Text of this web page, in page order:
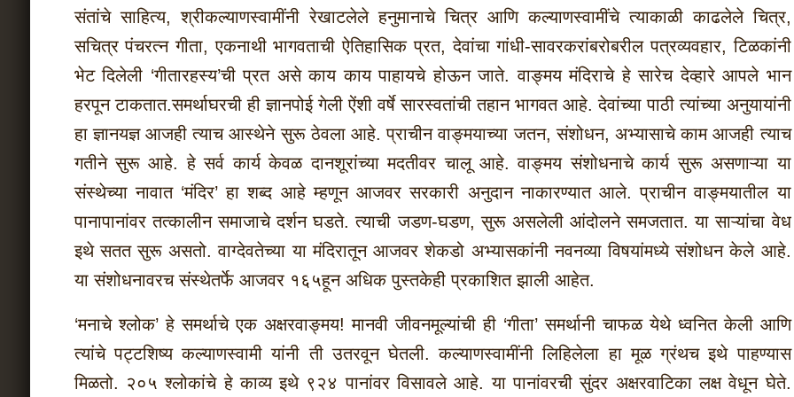
संतांचे साहित्य, श्रीकल्याणस्वामींनी रेखाटलेले हनुमानाचे चित्र आणि कल्याणस्वामींचे त्याकाळी काढलेले चित्र,
सचित्र पंचरत्न गीता, एकनाथी भागवताची ऐतिहासिक प्रत, देवांचा गांधी-सावरकरांबरोबरील पत्रव्यवहार, टिळकांनी
भेट दिलेली ‘गीतारहस्य’ची प्रत असे काय काय पाहायचे होऊन जाते. वाङ्मय मंदिराचे हे सारेच देव्हारे आपले भान
हरपून टाकतात.समर्थाघरची ही ज्ञानपोई गेली ऐंशी वर्षे सारस्वतांची तहान भागवत आहे. देवांच्या पाठी त्यांच्या अनुयायांनी
हा ज्ञानयज्ञ आजही त्याच आस्थेने सुरू ठेवला आहे. प्राचीन वाङ्मयाच्या जतन, संशोधन, अभ्यासाचे काम आजही त्याच
गतीने सुरू आहे. हे सर्व कार्य केवळ दानशूरांच्या मदतीवर चालू आहे. वाङ्मय संशोधनाचे कार्य सुरू असणाऱ्या या
संस्थेच्या नावात ‘मंदिर’ हा शब्द आहे म्हणून आजवर सरकारी अनुदान नाकारण्यात आले. प्राचीन वाङ्मयातील या
पानापानांवर तत्कालीन समाजाचे दर्शन घडते. त्याची जडण-घडण, सुरू असलेली आंदोलने समजतात. या साऱ्यांचा वेध
इथे सतत सुरू असतो. वाग्देवतेच्या या मंदिरातून आजवर शेकडो अभ्यासकांनी नवनव्या विषयांमध्ये संशोधन केले आहे.
या संशोधनावरच संस्थेतर्फे आजवर १६५हून अधिक पुस्तकेही प्रकाशित झाली आहेत.
‘मनाचे श्लोक’ हे समर्थाचे एक अक्षरवाङ्मय! मानवी जीवनमूल्यांची ही ‘गीता’ समर्थानी चाफळ येथे ध्वनित केली आणि
त्यांचे पट्टशिष्य कल्याणस्वामी यांनी ती उतरवून घेतली. कल्याणस्वामींनी लिहिलेला हा मूळ ग्रंथच इथे पाहण्यास
मिळतो. २०५ श्लोकांचे हे काव्य इथे ९२४ पानांवर विसावले आहे. या पानांवरची सुंदर अक्षरवाटिका लक्ष वेधून घेते.